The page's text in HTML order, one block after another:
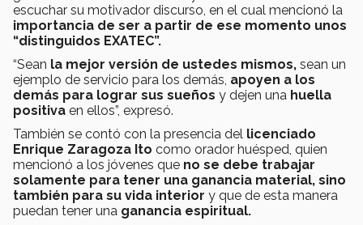
escuchar su motivador discurso, en el cual mencionó la
importancia de ser a partir de ese momento unos
“distinguidos EXATEC”.
“Sean la mejor versión de ustedes mismos, sean un
ejemplo de servicio para los demás, apoyen a los
demás para lograr sus sueños y dejen una huella
positiva en ellos”, expresó.
También se contó con la presencia del licenciado
Enrique Zaragoza Ito como orador huésped, quien
mencionó a los jóvenes que no se debe trabajar
solamente para tener una ganancia material, sino
también para su vida interior y que de esta manera
puedan tener una ganancia espiritual.